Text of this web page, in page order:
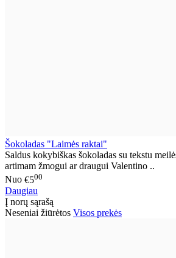
Šokoladas "Laimės raktai"
Saldus kokybiškas šokoladas su tekstu
artimam žmogui ar draugui Valentino ..
Nuo €500
Daugiau
Į norų sąrašą
Neseniai žiūrėtos Visos prekės